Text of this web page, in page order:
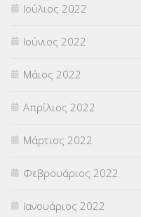
Ιούλιος 2022
Ιούνιος 2022
Μάιος 2022
Απρίλιος 2022
Μάρτιος 2022
Φεβρουάριος 2022
Ιανουάριος 2022